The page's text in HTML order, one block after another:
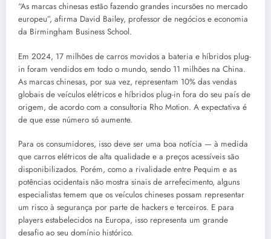
“As marcas chinesas estão fazendo grandes incursões no mercado
europeu”, afirma David Bailey, professor de negócios e economia
da Birmingham Business School.
Em 2024, 17 milhões de carros movidos a bateria e híbridos plug-
in foram vendidos em todo o mundo, sendo 11 milhões na China.
As marcas chinesas, por sua vez, representam 10% das vendas
globais de veículos elétricos e híbridos plug-in fora do seu país de
origem, de acordo com a consultoria Rho Motion. A expectativa é
de que esse número só aumente.
Para os consumidores, isso deve ser uma boa notícia — à medida
que carros elétricos de alta qualidade e a preços acessíveis são
disponibilizados. Porém, como a rivalidade entre Pequim e as
potências ocidentais não mostra sinais de arrefecimento, alguns
especialistas temem que os veículos chineses possam representar
um risco à segurança por parte de hackers e terceiros. E para
players estabelecidos na Europa, isso representa um grande
desafio ao seu domínio histórico.